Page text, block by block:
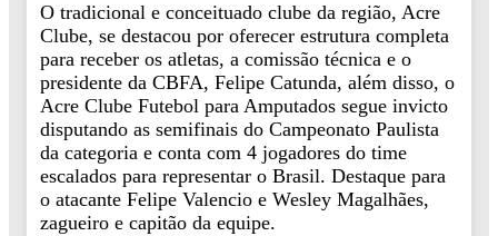
O tradicional e conceituado clube da região, Acre
Clube, se destacou por oferecer estrutura completa
para receber os atletas, a comissão técnica e o
presidente da CBFA, Felipe Catunda, além disso, o
Acre Clube Futebol para Amputados segue invicto
disputando as semifinais do Campeonato Paulista
da categoria e conta com 4 jogadores do time
escalados para representar o Brasil. Destaque para
o atacante Felipe Valencio e Wesley Magalhães,
zagueiro e capitão da equipe.